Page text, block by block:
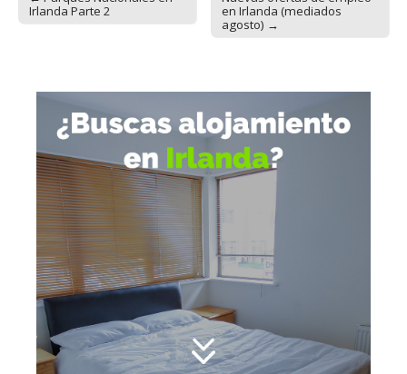
Post navigation
Irlanda Parte 2
en Irlanda (mediados
agosto) →